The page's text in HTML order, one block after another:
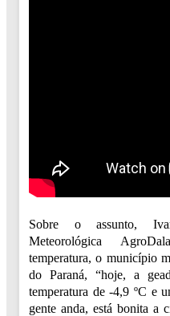
Sobre o assunto,
Meteorológica
temperatura, o município
do Paraná, “hoje, a
temperatura de -4,9 ºC e
gente anda, está bonita a